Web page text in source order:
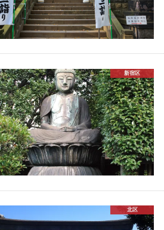
新宿区
北区